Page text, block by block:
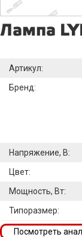
Лампа
Артикул:
Бренд:
Напряжение, В:
Цвет:
Мощность, Вт:
Типоразмер:
Посмотреть